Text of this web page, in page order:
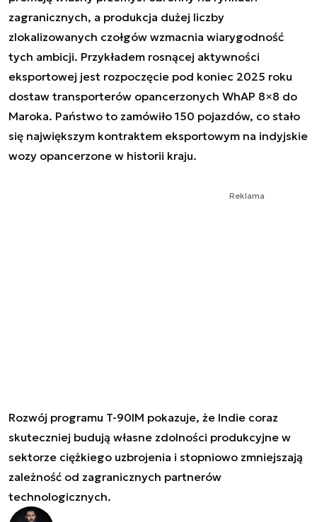
zagranicznych, a produkcja dużej liczby
zlokalizowanych czołgów wzmacnia wiarygodność
tych ambicji. Przykładem rosnącej aktywności
eksportowej jest rozpoczęcie pod koniec 2025 roku
dostaw transporterów opancerzonych WhAP 8×8 do
Maroka. Państwo to zamówiło 150 pojazdów, co stało
się największym kontraktem eksportowym na indyjskie
wozy opancerzone w historii kraju.
Reklama
Rozwój programu T-90IM pokazuje, że Indie coraz
skuteczniej budują własne zdolności produkcyjne w
sektorze ciężkiego uzbrojenia i stopniowo zmniejszają
zależność od zagranicznych partnerów
technologicznych.